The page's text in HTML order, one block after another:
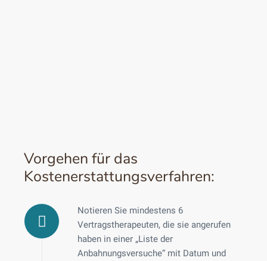
Vorgehen für das
Kostenerstattungsverfahren:
Notieren Sie mindestens 6
Vertragstherapeuten, die sie angerufen
haben in einer „Liste der
Anbahnungsversuche“ mit Datum und